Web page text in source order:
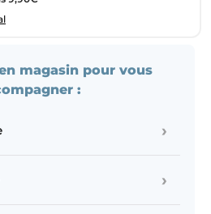
magasin pour vous
:
›
›